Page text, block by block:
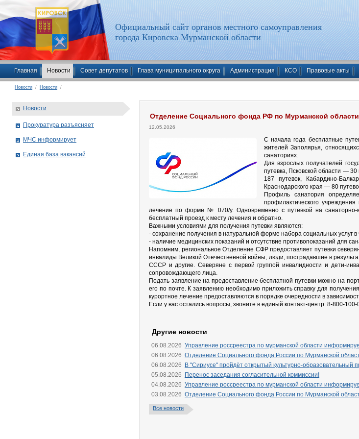
Официальный сайт органов местного самоуправления
города Кировска Мурманской области
Главная Новости Совет депутатов Глава муниципального округа Администрация КСО Правовые акты
Новости / Новости /
Отделение Социального фонда РФ по Мурманской
12.05.2026
С начала года бесплатные
жителей Заполярья,
санаториях.
Для взрослых получателей
путевка, Псковской области —
187 путевок, Кабардино-
Краснодарского края — 80
Профиль санатория
профилактического
лечение по форме № 070/у. Одновременно с путевкой на
бесплатный проезд к месту лечения и обратно.
Важными условиями для получения путевки являются:
- сохранение получения в натуральной форме набора социальных услуг
- наличие медицинских показаний и отсутствие противопоказаний для
Напомним, региональное Отделение СФР предоставляет путевки
инвалиды Великой Отечественной войны, люди, пострадавшие в
СССР и другие. Северяне с первой группой инвалидности и дети-
сопровождающего лица.
Подать заявление на предоставление бесплатной путевки можно на
его по почте. К заявлению необходимо приложить справку для
курортное лечение предоставляются в порядке очередности в
Если у вас остались вопросы, звоните в единый контакт-центр: 8-800-
Другие новости
06.08.2026 Управление россреестра по мурманской области
06.08.2026 Отделение Социального фонда России по Мурманской
06.08.2026
В "Сириусе" пройдёт открытый культурно-образовательный
05.08.2026
Перенос заседания согласительной коммиссии!
04.08.2026 Управление россреестра по мурманской области
03.08.2026 Отделение Социального фонда России по Мурманской
Все новости
Новости
Прокуратура разъясняет
МЧС информирует
Единая база вакансий